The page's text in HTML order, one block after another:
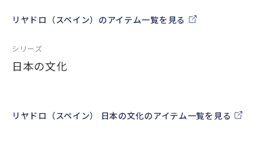
リヤドロ（スペイン）のアイテム一覧を見る
シリーズ
日本の文化
リヤドロ（スペイン） 日本の文化のアイテム一覧を見る